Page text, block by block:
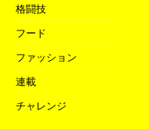
格闘技
フード
ファッション
連載
チャレンジ